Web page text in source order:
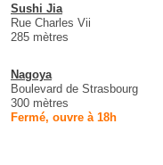
Sushi Jia
Rue Charles Vii
285 mètres
Nagoya
Boulevard de Strasbourg
300 mètres
Fermé, ouvre à 18h